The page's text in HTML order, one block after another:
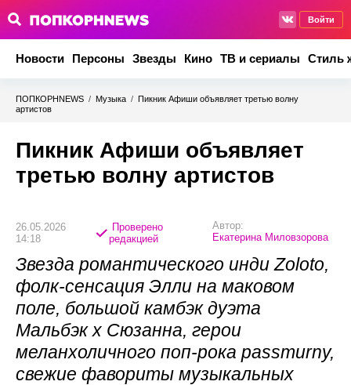
Войти
Новости Персоны Звезды Кино ТВ и сериалы Стиль
ПОПКОРНNEWS / Музыка / Пикник Афиши объявляет третью волну
артистов
Пикник Афиши объявляет
третью волну артистов
26.05.2026
14:18
Проверено
редакцией
Автор:
Екатерина Миловзорова
Звезда романтического инди Zoloto,
фолк-сенсация Элли на маковом
поле, большой камбэк дуэта
Мальбэк х Сюзанна, герои
меланхоличного поп-рока passmurny,
свежие фавориты музыкальных